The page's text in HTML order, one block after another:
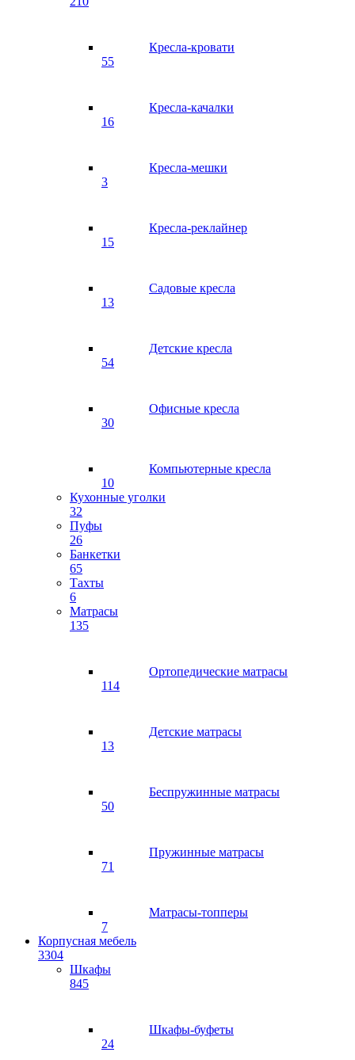
Кресла-кровати
55
Кресла-качалки
16
Кресла-мешки
3
Кресла-реклайнер
15
Садовые кресла
13
Детские кресла
54
Офисные кресла
30
Компьютерные кресла
10
Кухонные уголки
32
Пуфы
26
Банкетки
65
Тахты
6
Матрасы
135
Ортопедические матрасы
114
Детские матрасы
13
Беспружинные матрасы
50
Пружинные матрасы
71
Матрасы-топперы
7
Корпусная мебель
3304
Шкафы
845
Шкафы-буфеты
24